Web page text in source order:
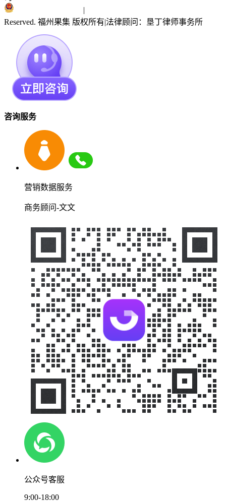
|
Reserved. 福州果集 版权所有|法律顾问：垦丁律师事务所
咨询服务
营销数据服务
商务顾问-文文
公众号客服
9:00-18:00